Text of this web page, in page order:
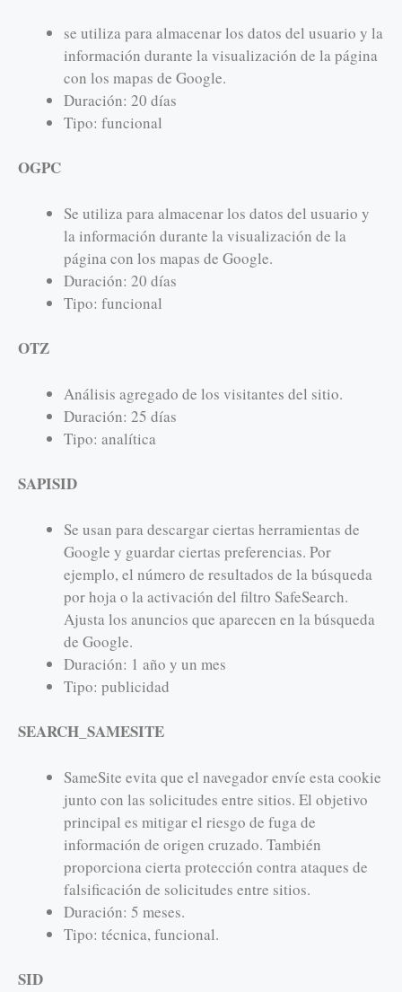
se utiliza para almacenar los datos del usuario y la
información durante la visualización de la página
con los mapas de Google.
Duración: 20 días
Tipo: funcional
OGPC
Se utiliza para almacenar los datos del usuario y
la información durante la visualización de la
página con los mapas de Google.
Duración: 20 días
Tipo: funcional
OTZ
Análisis agregado de los visitantes del sitio.
Duración: 25 días
Tipo: analítica
SAPISID
Se usan para descargar ciertas herramientas de
Google y guardar ciertas preferencias. Por
ejemplo, el número de resultados de la búsqueda
por hoja o la activación del filtro SafeSearch.
Ajusta los anuncios que aparecen en la búsqueda
de Google.
Duración: 1 año y un mes
Tipo: publicidad
SEARCH_SAMESITE
SameSite evita que el navegador envíe esta cookie
junto con las solicitudes entre sitios. El objetivo
principal es mitigar el riesgo de fuga de
información de origen cruzado. También
proporciona cierta protección contra ataques de
falsificación de solicitudes entre sitios.
Duración: 5 meses.
Tipo: técnica, funcional.
SID